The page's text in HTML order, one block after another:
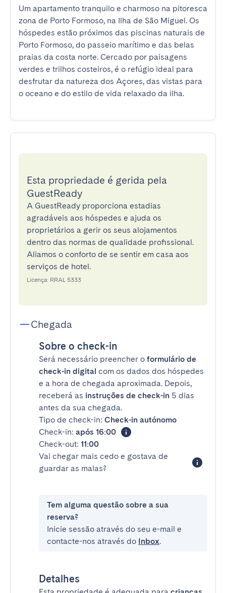
Um apartamento tranquilo e charmoso na pitoresca
zona de Porto Formoso, na Ilha de São Miguel. Os
hóspedes estão próximos das piscinas naturais de
Porto Formoso, do passeio marítimo e das belas
praias da costa norte. Cercado por paisagens
verdes e trilhos costeiros, é o refúgio ideal para
desfrutar da natureza dos Açores, das vistas para
o oceano e do estilo de vida relaxado da ilha.
Esta propriedade é gerida pela
GuestReady
A GuestReady proporciona estadias
agradáveis aos hóspedes e ajuda os
proprietários a gerir os seus alojamentos
dentro das normas de qualidade profissional.
Aliamos o conforto de se sentir em casa aos
serviços de hotel.
Licença: RRAL 5333
Chegada
Sobre o check-in
Será necessário preencher o formulário de
check-in digital com os dados dos hóspedes
e a hora de chegada aproximada. Depois,
receberá as instruções de check-in 5 dias
antes da sua chegada.
Tipo de check-in: Check-in autónomo
Check-in: após 16:00
Check-out: 11:00
Vai chegar mais cedo e gostava de
guardar as malas?
Tem alguma questão sobre a sua
reserva?
Inicie sessão através do seu e-mail e
contacte-nos através do Inbox.
Detalhes